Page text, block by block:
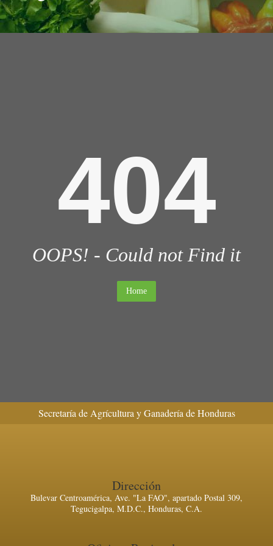
404
OOPS! - Could not Find it
Home
Secretaría de Agrícultura y Ganadería de Honduras
Dirección
Bulevar Centroamérica, Ave. "La FAO", apartado Postal 309,
Tegucigalpa, M.D.C., Honduras, C.A.